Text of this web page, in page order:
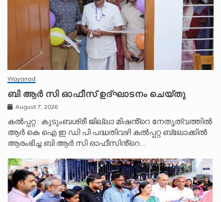
Wayanad
ബി ആർ സി ഓഫീസ് ഉദ്ഘാടനം ചെയ്തു
August 7, 2026
കൽപ്പറ്റ : കുടുംബശ്രീ ജില്ലാ മിഷൻ്റെ നേതൃത്വത്തിൽ
ആർ കെ ഐ ഇ ഡി പി പദ്ധതിവഴി കൽപ്പറ്റ ബ്ലോക്കിൽ
ആരംഭിച്ച ബി ആർ സി ഓഫീസിൻ്റെ…